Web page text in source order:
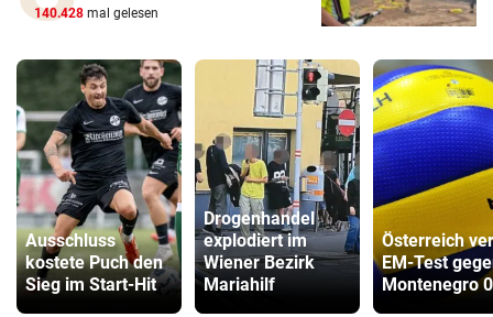
140.428 mal gelesen
Ausschluss
kostete Puch den
Sieg im Start-Hit
Drogenhandel
explodiert im
Wiener Bezirk
Mariahilf
Österreich
EM-Test
Montenegro